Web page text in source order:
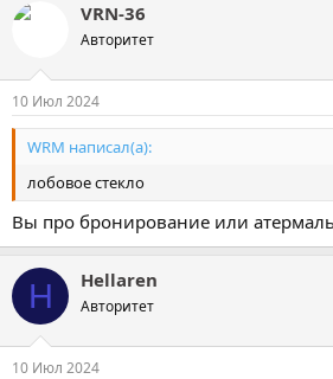
VRN-36
Авторитет
10 Июл 2024
WRM написал(а):
лобовое стекло
Вы про бронирование или
H Hellaren
Авторитет
10 Июл 2024